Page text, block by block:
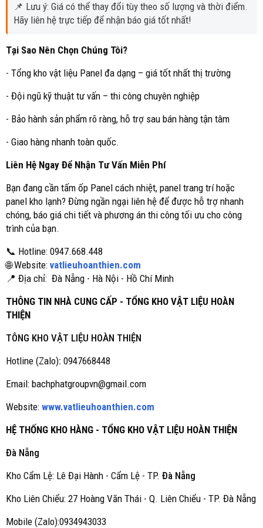
📌 Lưu ý: Giá có thể thay đổi tùy theo số lượng và thời điểm.
Hãy liên hệ trực tiếp để nhận báo giá tốt nhất!
Tại Sao Nên Chọn Chúng Tôi?
- Tổng kho vật liệu Panel đa dạng – giá tốt nhất thị trường
- Đội ngũ kỹ thuật tư vấn – thi công chuyên nghiệp
- Bảo hành sản phẩm rõ ràng, hỗ trợ sau bán hàng tận tâm
- Giao hàng nhanh toàn quốc.
Liên Hệ Ngay Để Nhận Tư Vấn Miễn Phí
Bạn đang cần tấm ốp Panel cách nhiệt, panel trang trí hoặc
panel kho lạnh? Đừng ngần ngại liên hệ để được hỗ trợ nhanh
chóng, báo giá chi tiết và phương án thi công tối ưu cho công
trình của bạn.
📞 Hotline: 0947.668.448
🌐 Website: vatlieuhoanthien.com
📍 Địa chỉ: Đà Nẵng - Hà Nội - Hồ Chí Minh
THÔNG TIN NHÀ CUNG CẤP - TỔNG KHO VẬT LIỆU HOÀN
THIỆN
TÔNG KHO VẬT LIỆU HOÀN THIỆN
Hotline (Zalo): 0947668448
Email: bachphatgroupvn@gmail.com
Website: www.vatlieuhoanthien.com
HỆ THỐNG KHO HÀNG - TỔNG KHO VẬT LIỆU HOÀN THIỆN
Đà Nẵng
Kho Cẩm Lệ: Lê Đại Hành - Cẩm Lệ - TP. Đà Nẵng
Kho Liên Chiểu: 27 Hoàng Văn Thái - Q. Liên Chiểu - TP. Đà Nẵng
Mobile (Zalo):0934943033